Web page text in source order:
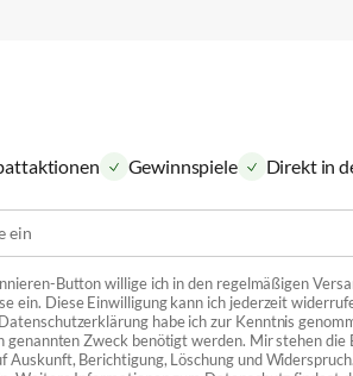
Gewinnspiele Direkt in
ein
Button willige ich in den regelmäßigen
ein. Diese Einwilligung kann ich jederzeit
habe ich zur Kenntnis
genannten Zweck benötigt werden. Mir stehen die
Auskunft, Berichtigung, Löschung und